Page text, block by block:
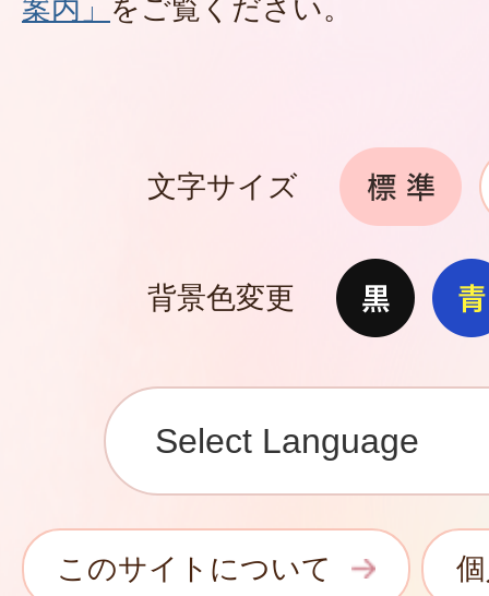
案内」 をご覧ください。
文字サイズ
背景色変更
このサイトについて